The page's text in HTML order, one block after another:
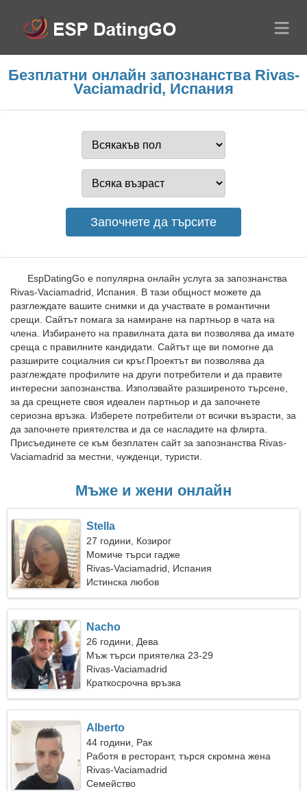
Безплатни онлайн запознанства Rivas-
Vaciamadrid, Испания
EspDatingGo е популярна онлайн услуга за запознанства
Rivas-Vaciamadrid, Испания. В тази общност можете да
разглеждате вашите снимки и да участвате в романтични
срещи. Сайтът помага за намиране на партньор в чата на
члена. Избирането на правилната дата ви позволява да имате
среща с правилните кандидати. Сайтът ще ви помогне да
разширите социалния си кръг.Проектът ви позволява да
разглеждате профилите на други потребители и да правите
интересни запознанства. Използвайте разширеното търсене,
за да срещнете своя идеален партньор и да започнете
сериозна връзка. Изберете потребители от всички възрасти, за
да започнете приятелства и да се насладите на флирта.
Присъединете се към безплатен сайт за запознанства Rivas-
Vaciamadrid за местни, чужденци, туристи.
Мъже и жени онлайн
Stella
27 години, Козирог
Момиче търси гадже
Rivas-Vaciamadrid, Испания
Истинска любов
Nacho
26 години, Дева
Мъж търси приятелка 23-29
Rivas-Vaciamadrid
Краткосрочна връзка
Alberto
44 години, Рак
Работя в ресторант, търся скромна жена
Rivas-Vaciamadrid
Семейство